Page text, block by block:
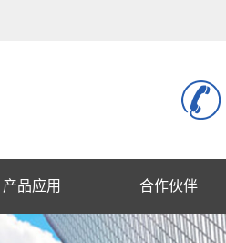
产品应用 合作伙伴